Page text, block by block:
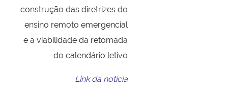
construção das diretrizes do
ensino remoto emergencial
e a viabilidade da retomada
do calendário letivo
Link da notícia